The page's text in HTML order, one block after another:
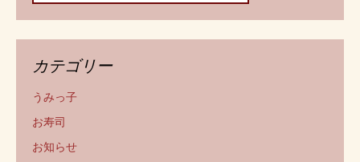
カテゴリー
うみっ子
お寿司
お知らせ